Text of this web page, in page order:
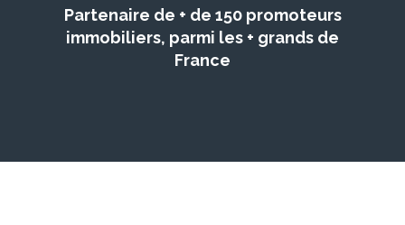
Partenaire de + de 150 promoteurs
immobiliers, parmi les + grands de
France